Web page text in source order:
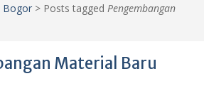
Bogor > Posts tagged Pengembangan
Material Baru